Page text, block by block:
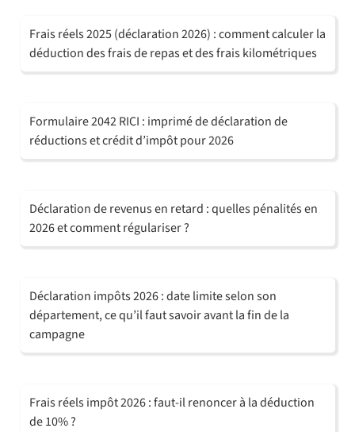
Frais réels 2025 (déclaration 2026) : comment calculer la
déduction des frais de repas et des frais kilométriques
Formulaire 2042 RICI : imprimé de déclaration de
réductions et crédit d’impôt pour 2026
Déclaration de revenus en retard : quelles pénalités en
2026 et comment régulariser ?
Déclaration impôts 2026 : date limite selon son
département, ce qu’il faut savoir avant la fin de la
campagne
Frais réels impôt 2026 : faut-il renoncer à la déduction
de 10% ?